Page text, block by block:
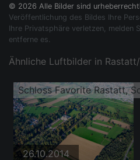
© 2026 Alle Bilder sind
Veröffentlichung des Bildes Ihre
Ihre Privatsphäre verletzen, melden
entferne es.
Ähnliche Luftbilder in
26.10.2014